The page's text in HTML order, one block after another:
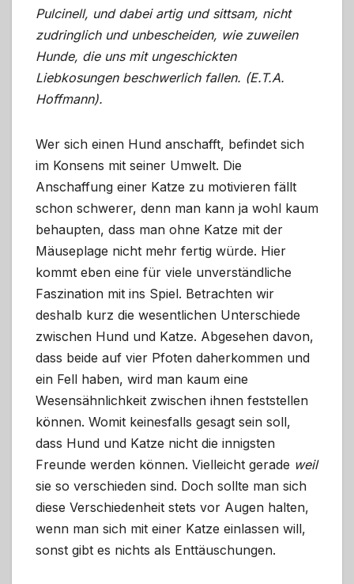
Pulcinell, und dabei artig und sittsam, nicht
zudringlich und unbescheiden, wie zuweilen
Hunde, die uns mit ungeschickten
Liebkosungen beschwerlich fallen. (E.T.A.
Hoffmann).
Wer sich einen Hund anschafft, befindet sich
im Konsens mit seiner Umwelt. Die
Anschaffung einer Katze zu motivieren fällt
schon schwerer, denn man kann ja wohl kaum
behaupten, dass man ohne Katze mit der
Mäuseplage nicht mehr fertig würde. Hier
kommt eben eine für viele unverständliche
Faszination mit ins Spiel. Betrachten wir
deshalb kurz die wesentlichen Unterschiede
zwischen Hund und Katze. Abgesehen davon,
dass beide auf vier Pfoten daherkommen und
ein Fell haben, wird man kaum eine
Wesensähnlichkeit zwischen ihnen feststellen
können. Womit keinesfalls gesagt sein soll,
dass Hund und Katze nicht die innigsten
Freunde werden können. Vielleicht gerade weil
sie so verschieden sind. Doch sollte man sich
diese Verschiedenheit stets vor Augen halten,
wenn man sich mit einer Katze einlassen will,
sonst gibt es nichts als Enttäuschungen.